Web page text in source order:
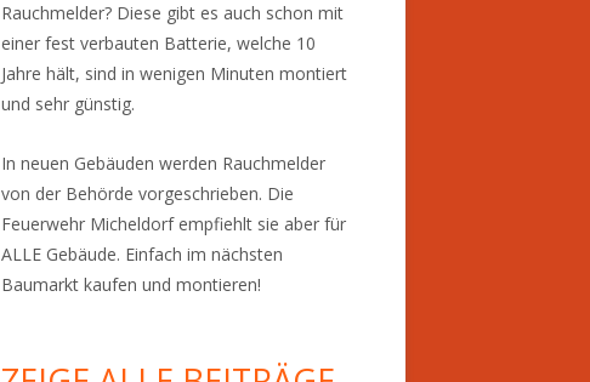
Rauchmelder? Diese gibt es auch schon mit
einer fest verbauten Batterie, welche 10
Jahre hält, sind in wenigen Minuten montiert
und sehr günstig.
In neuen Gebäuden werden Rauchmelder
von der Behörde vorgeschrieben. Die
Feuerwehr Micheldorf empfiehlt sie aber für
ALLE Gebäude. Einfach im nächsten
Baumarkt kaufen und montieren!